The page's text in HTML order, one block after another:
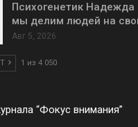
Психогенетик Надежда
мы делим людей на
Авг 5, 2026
1 из 4 050
“Фокус внимания”